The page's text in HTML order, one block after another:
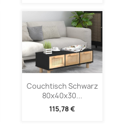
Couchtisch Schwarz
80x40x30...
115,78 €